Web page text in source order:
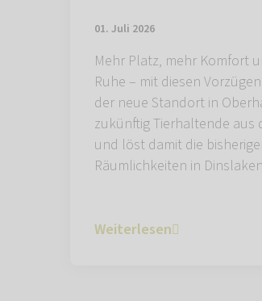
01. Juli 2026
Mehr Platz, mehr Komfort
Ruhe – mit diesen
der neue Standort in
zukünftig Tierhaltende aus
und löst damit die
Räumlichkeiten in
Weiterlesen